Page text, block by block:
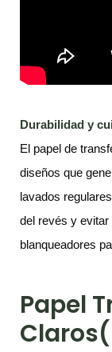
Durabilidad y
El papel de
diseños que
lavados
del revés y evitar
blanqueadores
Papel